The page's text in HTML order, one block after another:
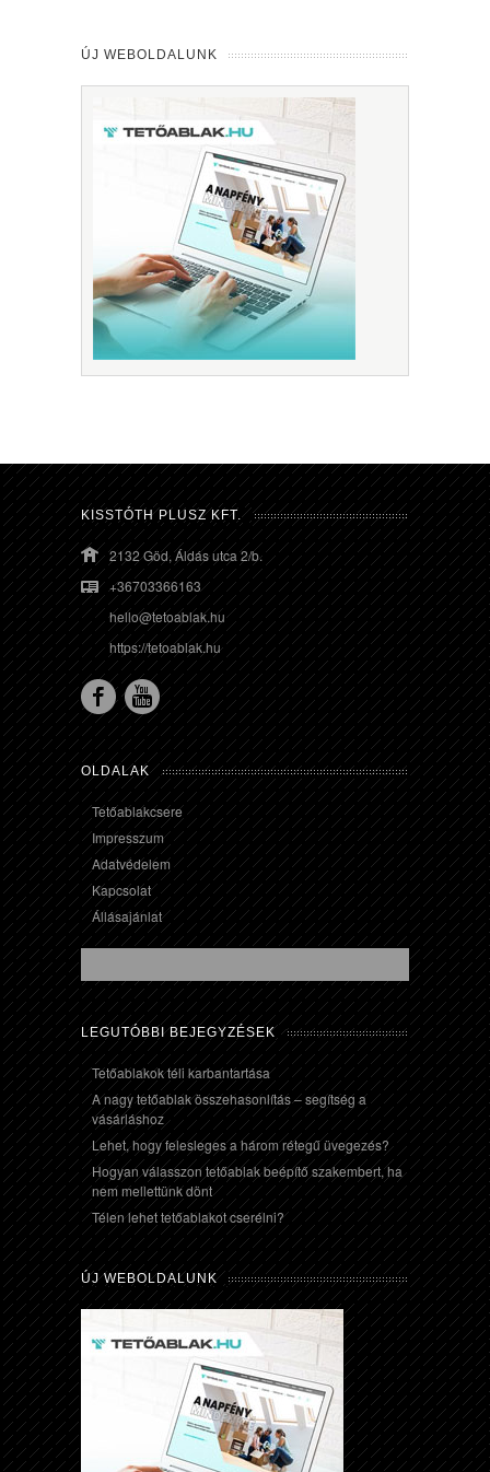
ÚJ WEBOLDALUNK
KISSTÓTH PLUSZ KFT.
2132 Göd, Áldás utca 2/b.
+36703366163
hello@tetoablak.hu
https://tetoablak.hu
OLDALAK
Tetőablakcsere
Impresszum
Adatvédelem
Kapcsolat
Állásajánlat
LEGUTÓBBI BEJEGYZÉSEK
Tetőablakok téli karbantartása
A nagy tetőablak összehasonlítás – segítség a
vásárláshoz
Lehet, hogy felesleges a három rétegű üvegezés?
Hogyan válasszon tetőablak beépítő szakembert, ha
nem mellettünk dönt
Télen lehet tetőablakot cserélni?
ÚJ WEBOLDALUNK